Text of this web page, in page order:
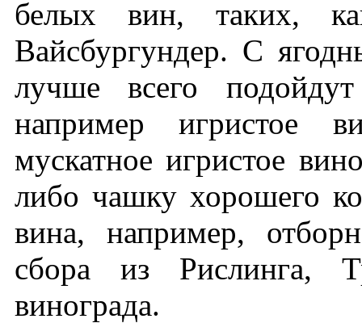
белых вин, таких,
Вайсбургундер. С
лучше всего
например игристое
мускатное игристое
либо чашку хорошего
вина, например,
сбора из Рислинга,
винограда.